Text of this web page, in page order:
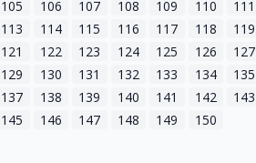
105
106 107 108 109 110 111
113
114 115 116 117 118 119
121
122 123 124 125 126 127
129
130 131 132 133 134 135
137
138 139 140 141 142 143
145
146 147 148 149 150